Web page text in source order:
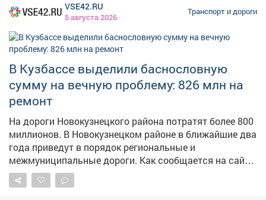
поворота заранее, не совершайте резких маневров. 4.
Телефон: управление транспортным средством
требует внимания и сосредоточенности - отвлечение
на телефон создает помехи. 5. Скорость: выигрыш в
пару минут не стоит риска, которому вы подвергаете
себя и окружающих, превышая скорость. Дорога не
прощает ошибок, чтобы их избежать, важно
соблюдать Правила дорожного движения.
VSE42.RU
5 августа 2026
Транспорт и дороги
В Кузбассе выделили баснословную
сумму на вечную проблему: 826 млн на
ремонт
На дороги Новокузнецкого района потратят более 800
миллионов. В Новокузнецком районе в ближайшие два
года приведут в порядок региональные и
межмуниципальные дороги. Как сообщается на сайте
Госзакупки, на эти цели направят 826 миллионов
рублей. Контракт рассчитан на период с 21 октября